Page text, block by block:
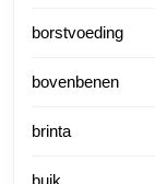
borstvoeding
bovenbenen
brinta